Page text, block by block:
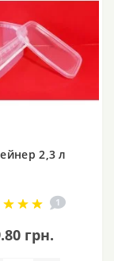
2,3 л
1
грн.